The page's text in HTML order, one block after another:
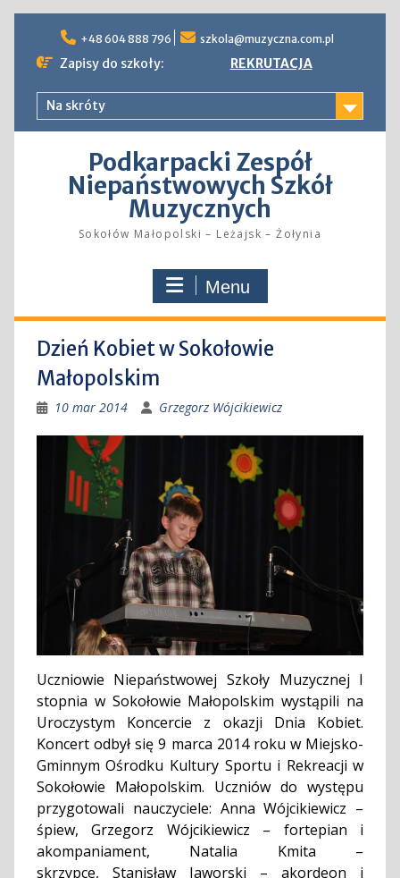
content
+48 604 888 796 szkola@muzyczna.com.pl
Zapisy do szkoły: REKRUTACJA
Na skróty
Podkarpacki Zespół
Niepaństwowych Szkół
Muzycznych
Sokołów Małopolski – Leżajsk – Żołynia
Menu
Dzień Kobiet w Sokołowie
Małopolskim
10 mar 2014 Grzegorz Wójcikiewicz
Uczniowie Niepaństwowej Szkoły Muzycznej I
stopnia w Sokołowie Małopolskim wystąpili na
Uroczystym Koncercie z okazji Dnia Kobiet.
Koncert odbył się 9 marca 2014 roku w Miejsko-
Gminnym Ośrodku Kultury Sportu i Rekreacji w
Sokołowie Małopolskim. Uczniów do występu
przygotowali nauczyciele: Anna Wójcikiewicz –
śpiew, Grzegorz Wójcikiewicz – fortepian i
akompaniament, Natalia Kmita –
skrzypce, Stanisław Jaworski – akordeon i